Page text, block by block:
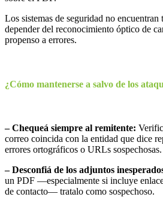
Los sistemas de seguridad no
depender del reconocimiento óptico de
propenso a errores.
¿Cómo mantenerse a salvo de los
– Chequeá siempre al remitente:
correo coincida con la entidad que dice
errores ortográficos o URLs sospechosas.
– Desconfiá de los adjuntos
un PDF —especialmente si incluye
de contacto— tratalo como sospechoso.